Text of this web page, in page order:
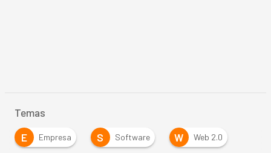
Temas
E
Empresa S Software W Web 2.0